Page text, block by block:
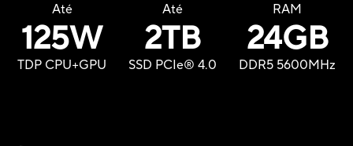
Até
125W
TDP CPU+GPU
Até
2TB
SSD PCIe® 4.0
RAM
24GB
DDR5 5600MHz